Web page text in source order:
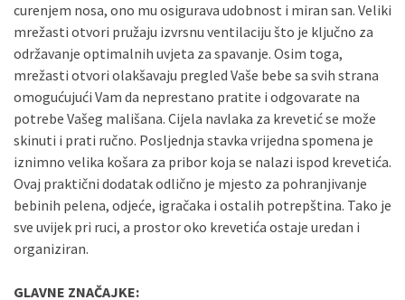
curenjem nosa, ono mu osigurava udobnost i miran san. Veliki
mrežasti otvori pružaju izvrsnu ventilaciju što je ključno za
održavanje optimalnih uvjeta za spavanje. Osim toga,
mrežasti otvori olakšavaju pregled Vaše bebe sa svih strana
omogućujući Vam da neprestano pratite i odgovarate na
potrebe Vašeg mališana. Cijela navlaka za krevetić se može
skinuti i prati ručno. Posljednja stavka vrijedna spomena je
iznimno velika košara za pribor koja se nalazi ispod krevetića.
Ovaj praktični dodatak odlično je mjesto za pohranjivanje
bebinih pelena, odjeće, igračaka i ostalih potrepština. Tako je
sve uvijek pri ruci, a prostor oko krevetića ostaje uredan i
organiziran.
GLAVNE ZNAČAJKE: